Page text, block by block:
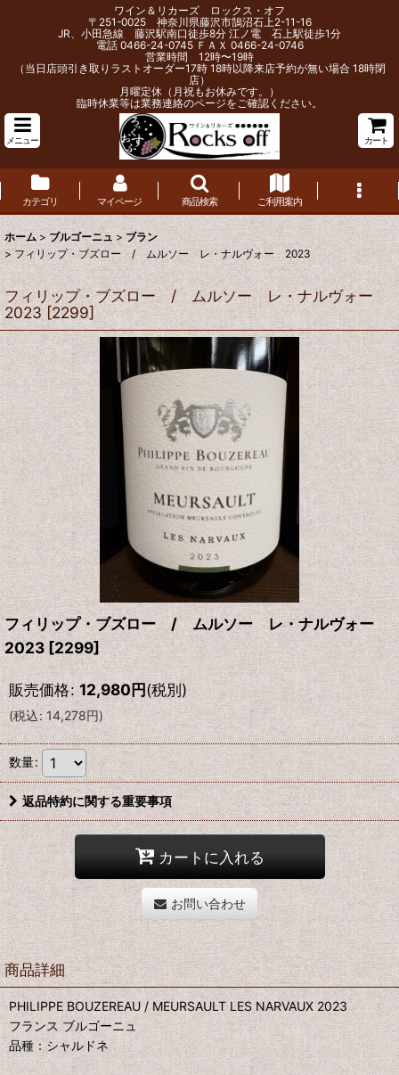
ワイン＆リカーズ ロックス・オフ
〒251-0025 神奈川県藤沢市鵠沼石上2-11-16
JR、小田急線 藤沢駅南口徒歩8分 江ノ電 石上駅徒歩1分
電話 0466-24-0745 ＦＡＸ 0466-24-0746
営業時間 12時〜19時
（当日店頭引き取りラストオーダー17時 18時以降来店予約が無い場合 18時閉
店）
月曜定休（月祝もお休みです。）
臨時休業等は業務連絡のページをご確認ください。
メニュー カート
カテゴリ マイページ 商品検索 ご利用案内
ホーム > ブルゴーニュ > ブラン
> フィリップ・ブズロー / ムルソー レ・ナルヴォー 2023
フィリップ・ブズロー / ムルソー レ・ナルヴォー
2023 [2299]
フィリップ・ブズロー / ムルソー レ・ナルヴォー
2023 [2299]
販売価格: 12,980円(税別)
(税込: 14,278円)
数量:
返品特約に関する重要事項
カートに入れる
お問い合わせ
商品詳細
PHILIPPE BOUZEREAU / MEURSAULT LES NARVAUX 2023
フランス ブルゴーニュ
品種：シャルドネ